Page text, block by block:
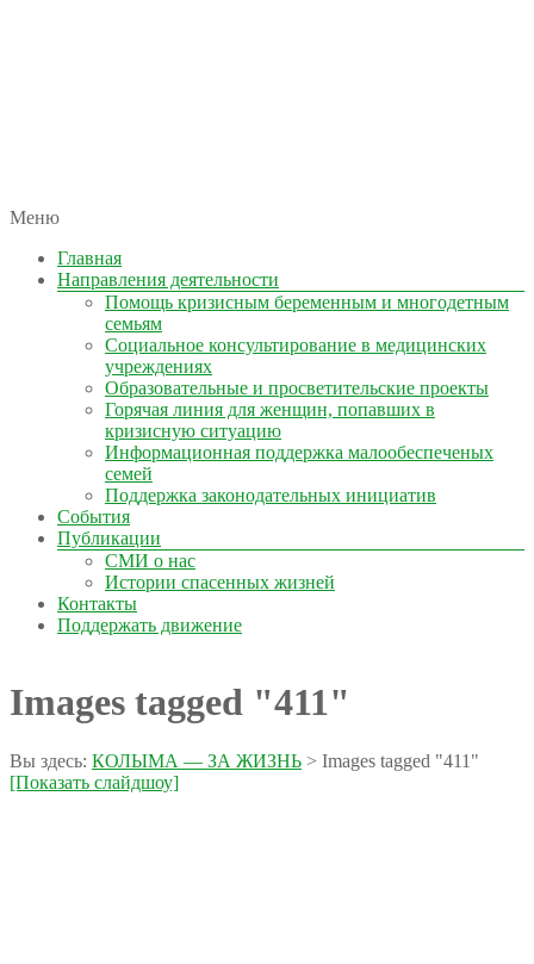
КОЛЫМА — ЗА ЖИЗНЬ
автономная некоммерческая организация
Меню
Главная
Направления деятельности
Помощь кризисным беременным и многодетным
семьям
Социальное консультирование в медицинских
учреждениях
Образовательные и просветительские проекты
Горячая линия для женщин, попавших в
кризисную ситуацию
Информационная поддержка малообеспеченых
семей
Поддержка законодательных инициатив
События
Публикации
СМИ о нас
Истории спасенных жизней
Контакты
Поддержать движение
Images tagged "411"
Вы здесь: КОЛЫМА — ЗА ЖИЗНЬ > Images tagged "411"
[Показать слайдшоу]